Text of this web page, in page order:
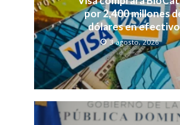
por 2,400 millones
dólares en efectivo
3 agosto, 2026